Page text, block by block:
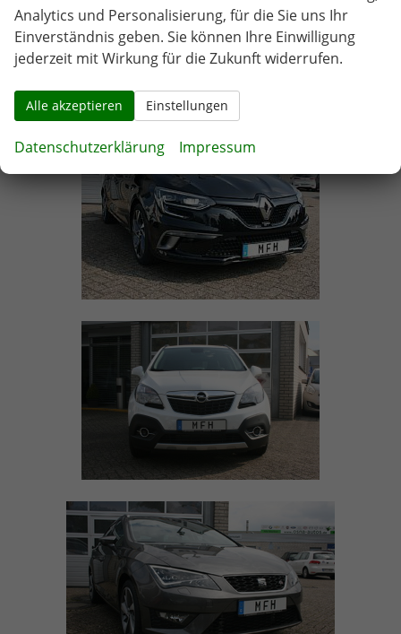
Analytics und Personalisierung, für die Sie uns Ihr
Einverständnis geben. Sie können Ihre Einwilligung
jederzeit mit Wirkung für die Zukunft widerrufen.
Alle akzeptieren Einstellungen
Datenschutzerklärung Impressum